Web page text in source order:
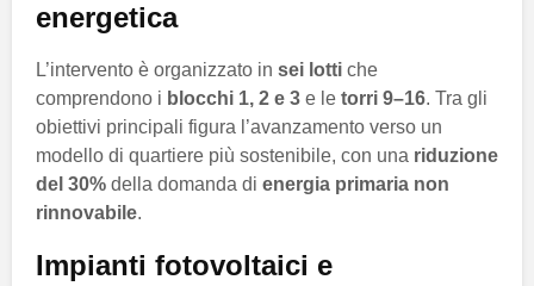
energetica
L’intervento è organizzato in sei lotti che
comprendono i blocchi 1, 2 e 3 e le torri 9–16. Tra gli
obiettivi principali figura l’avanzamento verso un
modello di quartiere più sostenibile, con una riduzione
del 30% della domanda di energia primaria non
rinnovabile.
Impianti fotovoltaici e